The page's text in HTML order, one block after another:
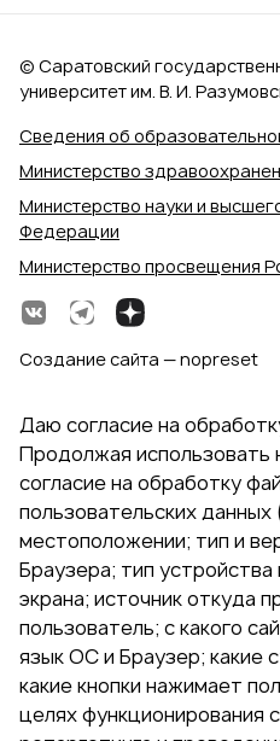
Сведения об
Министерство
Министерство науки и
Федерации
Министерство просвещения
© Саратовский
университет им. В. И.
Создание сайта — nopreset
Даю согласие на
Продолжая использовать
согласие на обработку
пользовательских данных
местоположении; тип и
Браузера; тип
экрана; источник откуда
пользователь; с какого
язык ОС и Браузер; какие
какие кнопки нажимает
целях функционирования